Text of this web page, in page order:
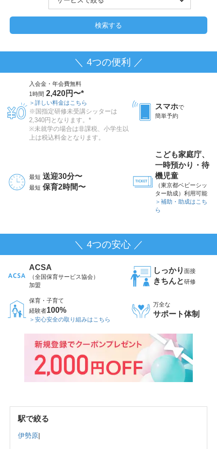
＼ 4つの便利 ／
入会金・年会費無料
1時間 2,420円〜*
＞詳しい料金はこちら
※国指定研修未受講シッターは
2,340円となります。*
※未就学の場合は非課税、小学生以
上は税込料金となります。
スマホで
簡単予約
最短 送迎30分〜
最短 保育2時間〜
こども家庭庁、
一時預かり・待
機児童
（東京都ベビーシッ
ター助成）利用可能
＞補助・助成はこち
ら
＼ 4つの安心 ／
ACSA
（全国保育サービス協会）
加盟
しっかり 面接
きちんと研修
保育・子育て
経験者100%
＞安心安全の取り組みはこちら
万全な
サポート体制
駅で絞る
伊勢原|